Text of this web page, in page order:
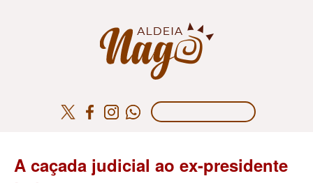
A caçada judicial ao ex-presidente